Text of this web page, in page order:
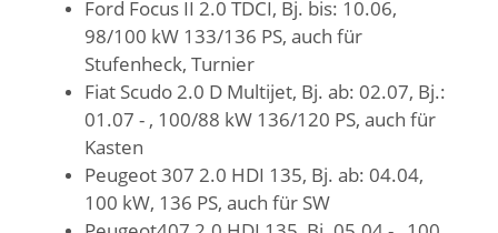
Ford Focus II 2.0 TDCI, Bj. bis: 10.06,
98/100 kW 133/136 PS, auch für
Stufenheck, Turnier
Fiat Scudo 2.0 D Multijet, Bj. ab: 02.07, Bj.:
01.07 - , 100/88 kW 136/120 PS, auch für
Kasten
Peugeot 307 2.0 HDI 135, Bj. ab: 04.04,
100 kW, 136 PS, auch für SW